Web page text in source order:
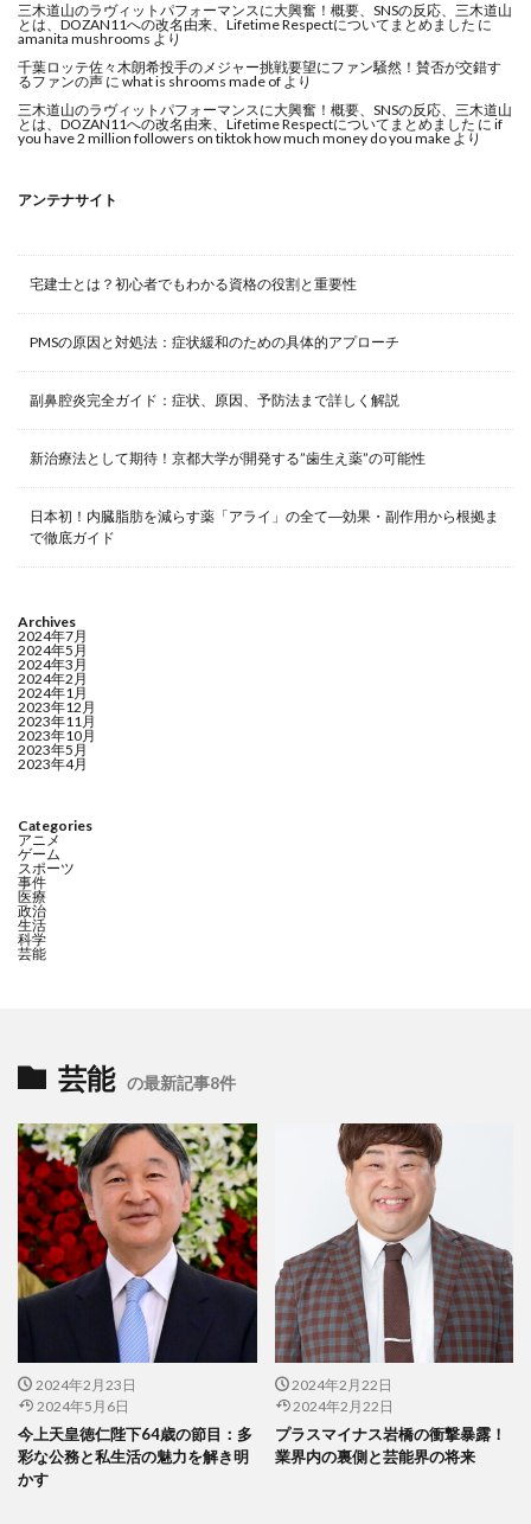
三木道山のラヴィットパフォーマンスに大興奮！概要、SNSの反応、三木道山
とは、DOZAN11への改名由来、Lifetime Respectについてまとめました に
amanita mushrooms より
千葉ロッテ佐々木朗希投手のメジャー挑戦要望にファン騒然！賛否が交錯す
るファンの声 に what is shrooms made of より
三木道山のラヴィットパフォーマンスに大興奮！概要、SNSの反応、三木道山
とは、DOZAN11への改名由来、Lifetime Respectについてまとめました に if
you have 2 million followers on tiktok how much money do you make より
アンテナサイト
宅建士とは？初心者でもわかる資格の役割と重要性
PMSの原因と対処法：症状緩和のための具体的アプローチ
副鼻腔炎完全ガイド：症状、原因、予防法まで詳しく解説
新治療法として期待！京都大学が開発する”歯生え薬”の可能性
日本初！内臓脂肪を減らす薬「アライ」の全て―効果・副作用から根拠ま
で徹底ガイド
Archives
2024年7月
2024年5月
2024年3月
2024年2月
2024年1月
2023年12月
2023年11月
2023年10月
2023年5月
2023年4月
Categories
アニメ
ゲーム
スポーツ
事件
医療
政治
生活
科学
芸能
芸能 の最新記事8件
2024年2月23日
2024年5月6日
今上天皇徳仁陛下64歳の節目：多
彩な公務と私生活の魅力を解き明
かす
2024年2月22日
2024年2月22日
プラスマイナス岩橋の衝撃暴露！
業界内の裏側と芸能界の将来